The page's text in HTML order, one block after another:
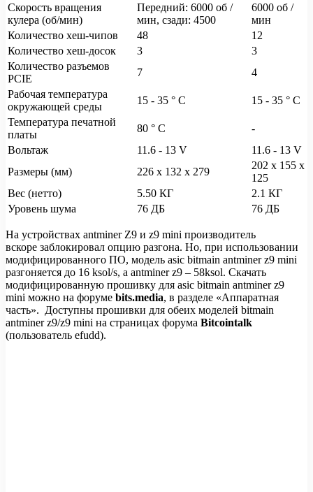
Скорость вращения
кулера (об/мин)
Передний: 6000 об /
мин, сзади: 4500
6000 об /
мин
Количество хеш-чипов
48
12
Количество хеш-досок
3
3
Количество разъемов
PCIE
7
4
Рабочая температура
окружающей среды
15 - 35 ° C
15 - 35 ° C
Температура печатной
платы
80 ° C
-
Вольтаж
11.6 - 13 V
11.6 - 13 V
Размеры (мм)
226 х 132 х 279
202 х 155 х
125
Вес (нетто)
5.50 КГ
2.1 КГ
Уровень шума
76 ДБ 76 ДБ
На устройствах antminer Z9 и z9 mini производитель
вскоре заблокировал опцию разгона. Но, при использовании
модифицированного ПО, модель asic bitmain antminer z9 mini
разгоняется до 16 ksol/s, а antminer z9 – 58ksol. Скачать
модифицированную прошивку для asic bitmain antminer z9
mini можно на форуме bits.media, в разделе «Аппаратная
часть». Доступны прошивки для обеих моделей bitmain
antminer z9/z9 mini на страницах форума Bitcointalk
(пользователь efudd).